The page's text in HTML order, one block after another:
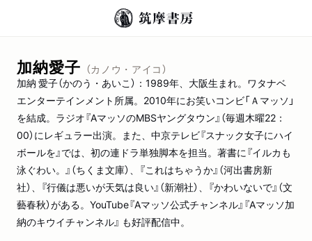
加納愛子 （カノウ・アイコ）
加納 愛子（かのう・あいこ）：1989年、大阪生まれ。ワタナベ
エンターテインメント所属。2010年にお笑いコンビ「Ａマッソ」
を結成。ラジオ『AマッソのMBSヤングタウン』（毎週木曜22：
00）にレギュラー出演。また、中京テレビ『スナック女子にハイ
ボールを』では、初の連ドラ単独脚本を担当。著書に『イルカも
泳ぐわい。』（ちくま文庫）、『これはちゃうか』（河出書房新
社）、『行儀は悪いが天気は良い』（新潮社）、『かわいないで』（文
藝春秋）がある。YouTube『Aマッソ公式チャンネル』『Aマッソ加
納のキウイチャンネル』 も好評配信中。